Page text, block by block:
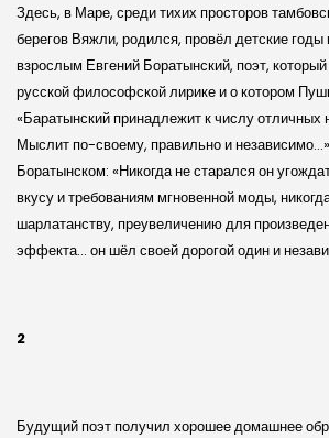
Здесь, в Маре, среди тихих просторов
берегов Вяжли, родился, провёл детские
взрослым Евгений Боратынский, поэт,
русской философской лирике и о котором
«Баратынский принадлежит к числу отличных
Мыслит по-­своему, правильно и
Боратынском: «Никогда не старался он
вкусу и требованиям мгновенной моды,
шарлатанству, преувеличению для
эффекта… он шёл своей дорогой один и
2
Будущий поэт получил хорошее домашнее